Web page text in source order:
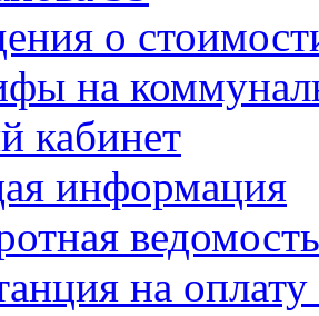
о
на
кабинет
информация
ведомость
на